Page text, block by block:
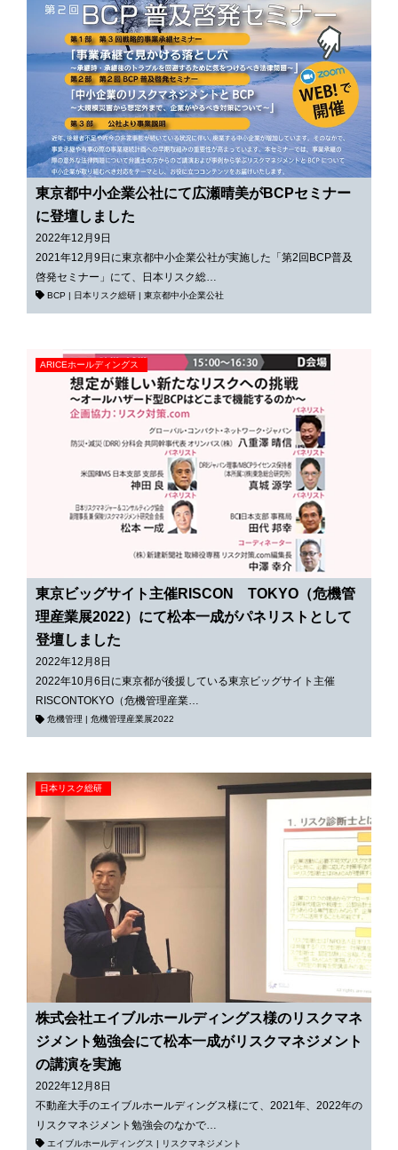
東京都中小企業公社にて広瀬晴美がBCPセミナー
に登壇しました
2022年12月9日
2021年12月9日に東京都中小企業公社が実施した「第2回BCP普及
啓発セミナー」にて、日本リスク総…
BCP | 日本リスク総研 | 東京都中小企業公社
ARICEホールディングス
東京ビッグサイト主催RISCON TOKYO（危機管
理産業展2022）にて松本一成がパネリストとして
登壇しました
2022年12月8日
2022年10月6日に東京都が後援している東京ビッグサイト主催
RISCONTOKYO（危機管理産業…
危機管理 危機管理産業展2022
日本リスク総研
株式会社エイブルホールディングス様のリスクマネ
ジメント勉強会にて松本一成がリスクマネジメント
の講演を実施
2022年12月8日
不動産大手のエイブルホールディングス様にて、2021年、2022年の
リスクマネジメント勉強会のなかで…
エイブルホールディングス | リスクマネジメント